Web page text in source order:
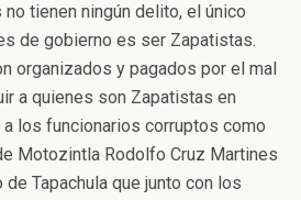
tienen ningún delito, el único
de gobierno es ser Zapatistas.
organizados y pagados por el mal
a quienes son Zapatistas en
a los funcionarios corruptos como
Motozintla Rodolfo Cruz Martines
Tapachula que junto con los